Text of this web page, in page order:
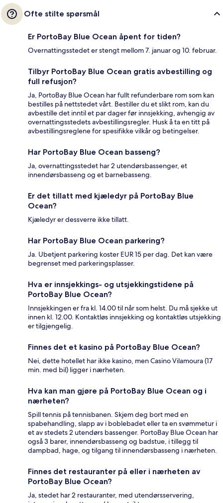
Ofte stilte spørsmål
Er PortoBay Blue Ocean åpent for tiden?
Overnattingsstedet er stengt mellom 7. januar og 10. februar.
Tilbyr PortoBay Blue Ocean gratis avbestilling og
full refusjon?
Ja, PortoBay Blue Ocean har fullt refunderbare rom som kan
bestilles på nettstedet vårt. Bestiller du et slikt rom, kan du
avbestille det inntil et par dager før innsjekking, avhengig av
overnattingsstedets avbestillingsregler. Husk å ta en titt på
avbestillingsreglene for spesifikke vilkår og betingelser.
Har PortoBay Blue Ocean basseng?
Ja, overnattingsstedet har 2 utendørsbassenger, et
innendørsbasseng og et barnebasseng.
Er det tillatt med kjæledyr på PortoBay Blue
Ocean?
Kjæledyr er dessverre ikke tillatt.
Har PortoBay Blue Ocean parkering?
Ja. Ubetjent parkering koster EUR 15 per dag. Det kan være
begrenset med parkeringsplasser.
Hva er innsjekkings- og utsjekkingstidene på
PortoBay Blue Ocean?
Innsjekkingen er fra kl. 14.00 til når som helst. Du må sjekke ut
innen kl. 12.00. Kontaktløs innsjekking og kontaktløs utsjekking
er tilgjengelig.
Finnes det et kasino på PortoBay Blue Ocean?
Nei, dette hotellet har ikke kasino, men Casino Vilamoura (17
min. med bil) ligger i nærheten.
Hva kan man gjøre på PortoBay Blue Ocean og i
nærheten?
Spill tennis på tennisbanen. Skjem deg bort med en
spabehandling, slapp av i boblebadet eller ta en svømmetur i
et av stedets 2 utendørs bassenger. PortoBay Blue Ocean har
også 3 barer, innendørsbasseng og badstue, i tillegg til
dampbad, hage, og tilgang til innendørsbasseng i nærheten.
Finnes det restauranter på eller i nærheten av
PortoBay Blue Ocean?
Ja, stedet har 2 restauranter, med utendørsservering,